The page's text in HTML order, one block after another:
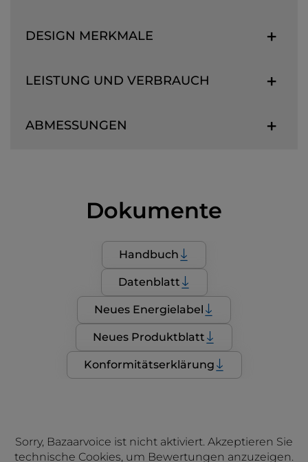
DESIGN MERKMALE
LEISTUNG UND VERBRAUCH
ABMESSUNGEN
Dokumente
Handbuch
Datenblatt
Neues Energielabel
Neues Produktblatt
Konformitätserklärung
Sorry, Bazaarvoice ist nicht aktiviert. Akzeptieren Sie
technische Cookies, um Bewertungen anzuzeigen.